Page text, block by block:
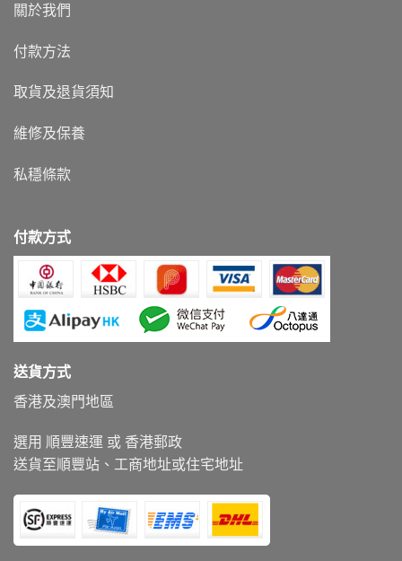
關於我們
付款方法
取貨及退貨須知
維修及保養
私穩條款
付款方式
送貨方式
香港及澳門地區
選用 順豐速運 或 香港郵政
送貨至順豐站、工商地址或住宅地址